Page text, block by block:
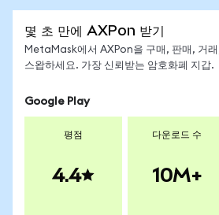
몇 초 만에 AXPon 받기
MetaMask에서 AXPon을 구매, 판매, 거
스왑하세요. 가장 신뢰받는 암호화폐 지갑.
Google Play
평점
4.4
다운로드 수
10M+